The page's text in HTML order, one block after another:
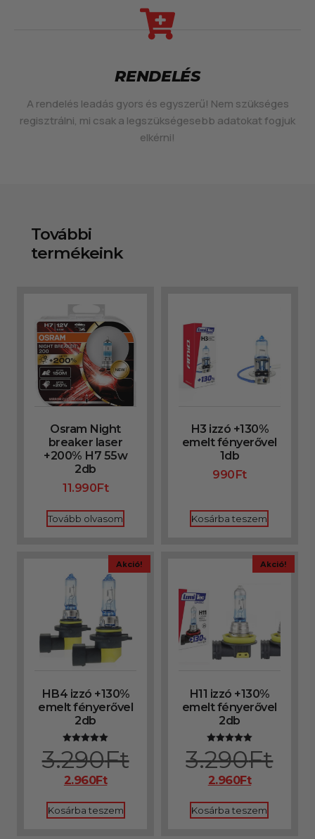
RENDELÉS
A rendelés leadás gyors és egyszerű! Nem szükséges
regisztrálni, mi csak a legszükségesebb adatokat fogjuk
elkérni!
További
termékeink
Osram Night
breaker laser
+200% H7 55w
2db
11.990Ft
Tovább olvasom
H3 izzó +130%
emelt fényerővel
1db
990Ft
Kosárba teszem
Akció!
HB4 izzó +130%
emelt fényerővel
2db
Értékelés:
5.00
/ 5
3.290Ft
2.960Ft
Kosárba teszem
Akció!
H11 izzó +130%
emelt fényerővel
2db
Értékelés:
5.00
/ 5
3.290Ft
2.960Ft
Kosárba teszem